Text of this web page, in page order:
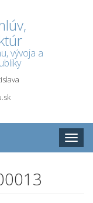
vývoja a
Toggle